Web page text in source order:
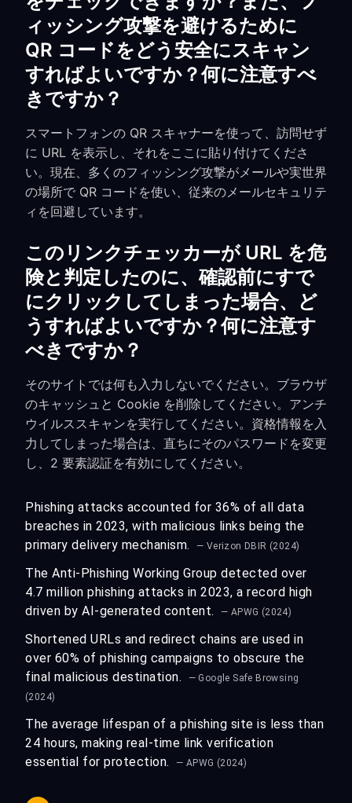
ィッシング攻撃を避けるために
QR コードをどう安全にスキャン
すればよいですか？何に注意すべ
きですか？
スマートフォンの QR スキャナーを使って、訪問せず
に URL を表示し、それをここに貼り付けてくださ
い。現在、多くのフィッシング攻撃がメールや実世界
の場所で QR コードを使い、従来のメールセキュリテ
ィを回避しています。
このリンクチェッカーが URL を危
険と判定したのに、確認前にすで
にクリックしてしまった場合、ど
うすればよいですか？何に注意す
べきですか？
そのサイトでは何も入力しないでください。ブラウザ
のキャッシュと Cookie を削除してください。アンチ
ウイルススキャンを実行してください。資格情報を入
力してしまった場合は、直ちにそのパスワードを変更
し、2 要素認証を有効にしてください。
Phishing attacks accounted for 36% of all data
breaches in 2023, with malicious links being the
primary delivery mechanism.
— Verizon DBIR (2024)
The Anti-Phishing Working Group detected over
4.7 million phishing attacks in 2023, a record high
driven by AI-generated content.
— APWG (2024)
Shortened URLs and redirect chains are used in
over 60% of phishing campaigns to obscure the
final malicious destination.
— Google Safe Browsing
(2024)
The average lifespan of a phishing site is less than
24 hours, making real-time link verification
essential for protection.
— APWG (2024)